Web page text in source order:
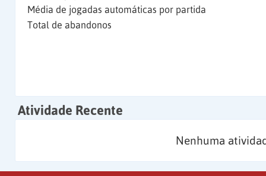
Média de jogadas automáticas por partida
Total de abandonos
Atividade Recente
Nenhuma